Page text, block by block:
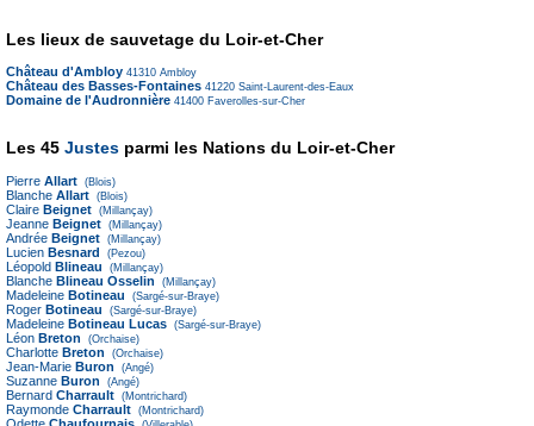
Les lieux de sauvetage du Loir-et-Cher
Château d'Ambloy 41310 Ambloy
Château des Basses-Fontaines 41220 Saint-Laurent-des-Eaux
Domaine de l'Audronnière 41400 Faverolles-sur-Cher
Les 45 Justes parmi les Nations du Loir-et-Cher
Pierre Allart (Blois)
Blanche Allart (Blois)
Claire Beignet (Millançay)
Jeanne Beignet (Millançay)
Andrée Beignet (Millançay)
Lucien Besnard (Pezou)
Léopold Blineau (Millançay)
Blanche Blineau Osselin (Millançay)
Madeleine Botineau (Sargé-sur-Braye)
Roger Botineau (Sargé-sur-Braye)
Madeleine Botineau Lucas (Sargé-sur-Braye)
Léon Breton (Orchaise)
Charlotte Breton (Orchaise)
Jean-Marie Buron (Angé)
Suzanne Buron (Angé)
Bernard Charrault (Montrichard)
Raymonde Charrault (Montrichard)
Odette Chaufournais